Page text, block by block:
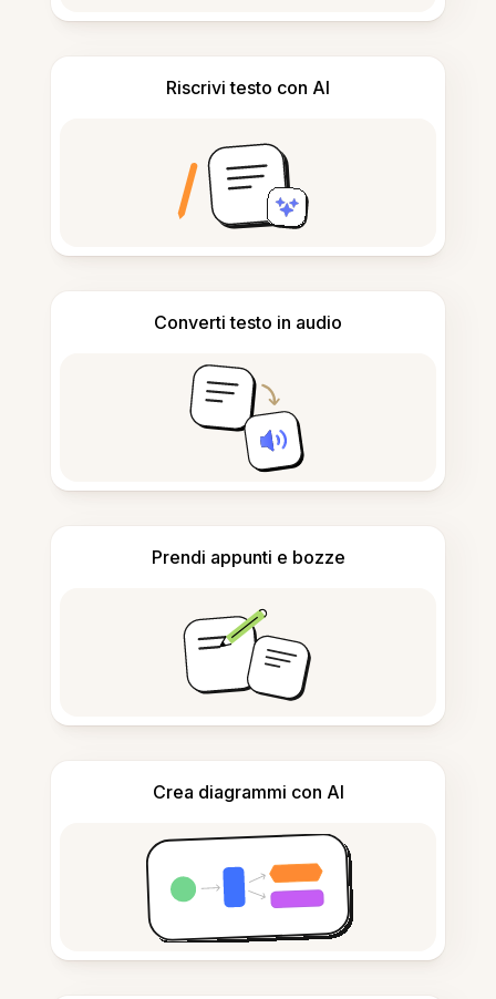
Riscrivi testo con AI
Converti testo in audio
Prendi appunti e bozze
Crea diagrammi con AI